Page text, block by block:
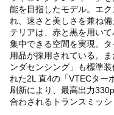
能を目指したモデル。エ
れ、速さと美しさを兼ね
テリアは、赤と黒を用い
集中できる空間を実現。
用品が採用されている。
ンダセンシング」も標準
れた2L 直4の「VTECター
刷新により、最高出力
合わされるトランスミッ